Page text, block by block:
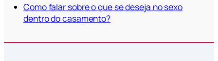
Como falar sobre o que se deseja no sexo
dentro do casamento?